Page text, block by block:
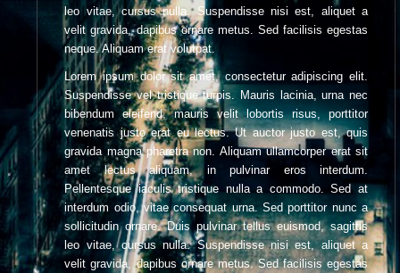
leo vitae, cursus nulla. Suspendisse nisi est, aliquet a
velit gravida, dapibus ornare metus. Sed facilisis egestas
neque. Aliquam erat volutpat.
Lorem ipsum dolor sit amet, consectetur adipiscing elit.
Suspendisse vel tristique turpis. Mauris lacinia, urna nec
bibendum eleifend, mauris velit lobortis risus, porttitor
venenatis justo erat eu lectus. Ut auctor justo est, quis
gravida magna pharetra non. Aliquam ullamcorper erat sit
amet lectus aliquam, in pulvinar eros interdum.
Pellentesque iaculis tristique nulla a commodo. Sed at
interdum odio, vitae consequat urna. Sed porttitor nunc a
sollicitudin ornare. Duis pulvinar tellus euismod, sagittis
leo vitae, cursus nulla. Suspendisse nisi est, aliquet a
velit gravida, dapibus ornare metus. Sed facilisis egestas